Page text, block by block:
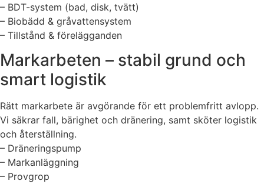
– BDT-system (bad, disk, tvätt)
– Biobädd & gråvattensystem
– Tillstånd & förelägganden
Markarbeten – stabil grund och
smart logistik
Rätt markarbete är avgörande för ett problemfritt avlopp.
Vi säkrar fall, bärighet och dränering, samt sköter logistik
och återställning.
– Dräneringspump
– Markanläggning
– Provgrop